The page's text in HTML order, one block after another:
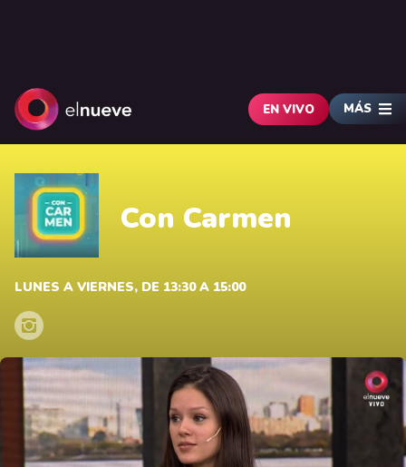
EN VIVO MÁS
Con Carmen
LUNES A VIERNES, DE 13:30 A 15:00